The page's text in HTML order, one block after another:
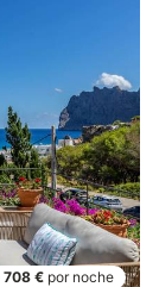
708 € por noche